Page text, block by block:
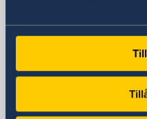
Postfach
3001 Bern
Telefonnummer
+41 31 328 70 00
Fax